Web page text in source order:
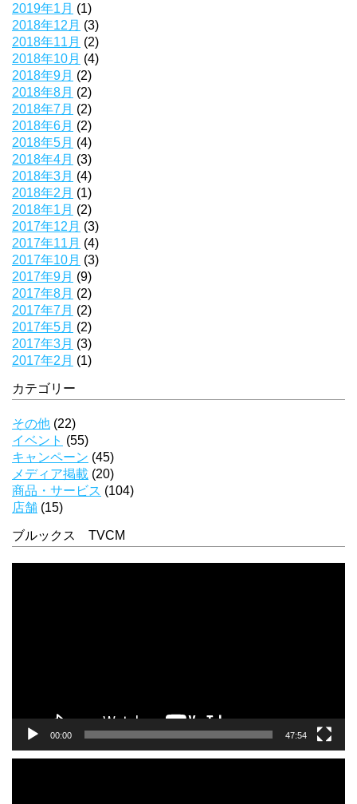
2019年1月 (1)
2018年12月 (3)
2018年11月 (2)
2018年10月 (4)
2018年9月 (2)
2018年8月 (2)
2018年7月 (2)
2018年6月 (2)
2018年5月 (4)
2018年4月 (3)
2018年3月 (4)
2018年2月 (1)
2018年1月 (2)
2017年12月 (3)
2017年11月 (4)
2017年10月 (3)
2017年9月 (9)
2017年8月 (2)
2017年7月 (2)
2017年5月 (2)
2017年3月 (3)
2017年2月 (1)
カテゴリー
その他 (22)
イベント (55)
キャンペーン (45)
メディア掲載 (20)
商品・サービス (104)
店舗 (15)
ブルックス TVCM
00:00 47:54